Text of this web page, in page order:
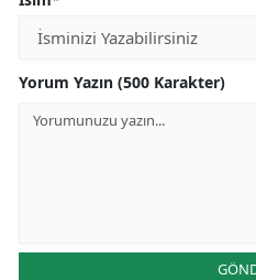
Yorum Yazın (500 Karakter)